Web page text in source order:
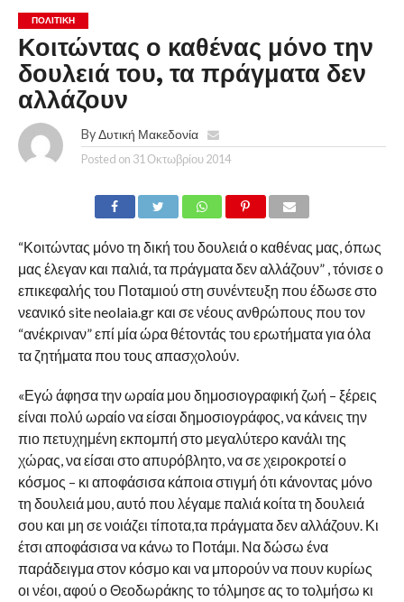
ΠΟΛΙΤΙΚΉ
Κοιτώντας ο καθένας μόνο την
δουλειά του, τα πράγματα δεν
αλλάζουν
By Δυτική Μακεδονία
Posted on 31 Οκτωβρίου 2014
“Κοιτώντας μόνο τη δική του δουλειά ο καθένας μας, όπως
μας έλεγαν και παλιά, τα πράγματα δεν αλλάζουν” , τόνισε ο
επικεφαλής του Ποταμιού στη συνέντευξη που έδωσε στο
νεανικό site neolaia.gr και σε νέους ανθρώπους που τον
“ανέκριναν” επί μία ώρα θέτοντάς του ερωτήματα για όλα
τα ζητήματα που τους απασχολούν.
«Εγώ άφησα την ωραία μου δημοσιογραφική ζωή – ξέρεις
είναι πολύ ωραίο να είσαι δημοσιογράφος, να κάνεις την
πιο πετυχημένη εκπομπή στο μεγαλύτερο κανάλι της
χώρας, να είσαι στο απυρόβλητο, να σε χειροκροτεί ο
κόσμος – κι αποφάσισα κάποια στιγμή ότι κάνοντας μόνο
τη δουλειά μου, αυτό που λέγαμε παλιά κοίτα τη δουλειά
σου και μη σε νοιάζει τίποτα,τα πράγματα δεν αλλάζουν. Κι
έτσι αποφάσισα να κάνω το Ποτάμι. Να δώσω ένα
παράδειγμα στον κόσμο και να μπορούν να πουν κυρίως
οι νέοι, αφού ο Θεοδωράκης το τόλμησε ας το τολμήσω κι